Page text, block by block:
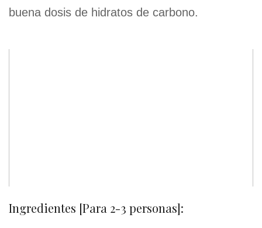
buena dosis de hidratos de carbono.
Ingredientes [Para 2-3 personas]: